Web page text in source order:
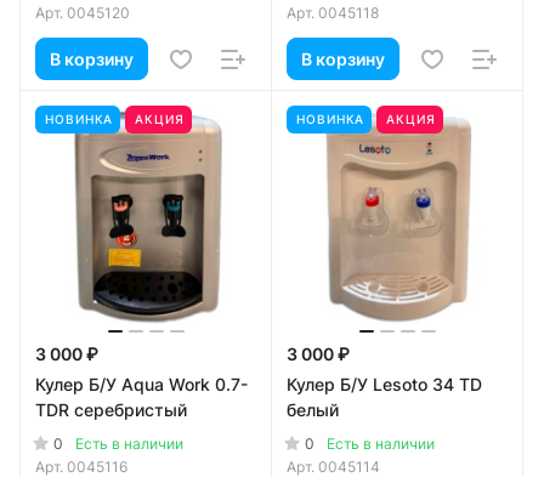
Арт. 0045120
В корзину
Арт. 0045118
В корзину
НОВИНКА АКЦИЯ
3 000 ₽
Кулер Б/У Aqua Work 0.7-
TDR серебристый
0
Есть в наличии
Арт. 0045116
НОВИНКА АКЦИЯ
3 000 ₽
Кулер Б/У Lesoto 34 TD
белый
0
Есть в наличии
Арт. 0045114